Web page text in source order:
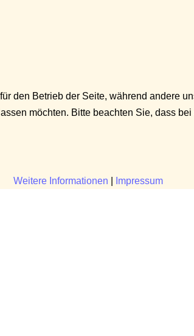
den Betrieb der Seite, während andere
möchten. Bitte beachten Sie, dass
Weitere Informationen Impressum